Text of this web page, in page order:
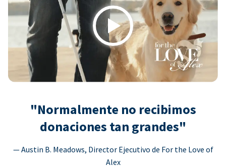
Play
"Normalmente no recibimos
donaciones tan grandes"
— Austin B. Meadows, Director Ejecutivo de For the Love of
Alex